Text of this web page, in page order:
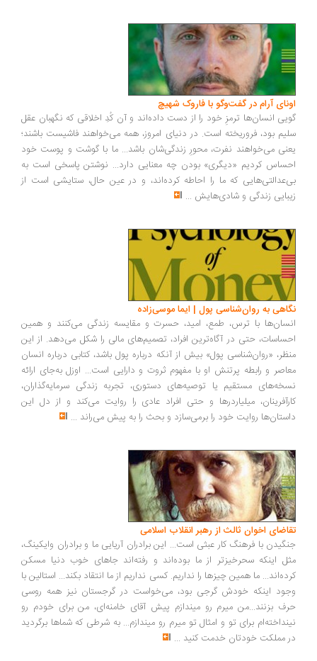
آرام در گفت‌وگو با فاروک شهیچ‭
انسان‌ها ترمزِ خود را از دست داده‌اند و آن کُدِ اخلاقی که نگهبان عقل
بود، فروریخته است. در دنیای امروز، همه می‌خواهند فاشیست باشند؛
می‌خواهند نفرت، محورِ زندگی‌شان باشد... ما با گوشت و پوست خود
کردیم «دیگری» بودن چه معنایی دارد... نوشتن پاسخی است به
که ما را احاطه کرده‌اند، و در عین حال، ستایشی است از
زندگی و شادی‌هایش...
به روان‌شناسی پول | ایما موسی‌زاده
با ترس، طمع، امید، حسرت و مقایسه زندگی می‌کنند و همین
حتی در آگاه‌ترین افراد، تصمیم‌های مالی را شکل می‌دهد. از این
«روان‌شناسی پول» بیش از آنکه درباره پول باشد، کتابی درباره انسان
و رابطه پرتنش او با مفهوم ثروت و دارایی است... اوزل به‌جای ارائه
مستقیم یا توصیه‌های دستوری، تجربه زندگی سرمایه‌گذاران،
میلیاردرها و حتی افراد عادی را روایت می‌کند و از دل این
روایت خود را برمی‌سازد و بحث را به پیش می‌راند ...
اخوان ثالث از رهبر انقلاب اسلامی
با فرهنگ کار عبثی است... این برادران آریایی ما و برادران وایکینگ،
اینکه سحرخیزتر از ما بوده‌اند و رفته‌اند جاهای خوب دنیا مسکن
ما همین چیزها را نداریم. کسی نداریم از ما انتقاد بکند... استالین با
اینکه خودش گرجی بود، می‌خواست در گرجستان نیز همه روسی
بزنند...من میرم رو میندازم پیش آقای خامنه‌ای، من برای خودم رو
برای تو و امثال تو میرم رو میندازم... به شرطی که شماها برگردید
مملکت خودتان خدمت کنید...